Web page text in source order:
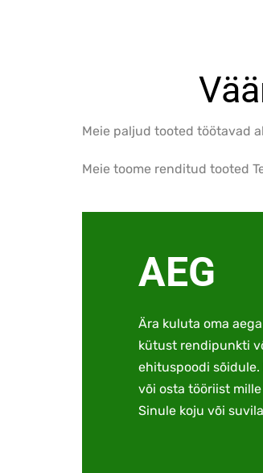
Meie paljud tooted töötavad
Meie toome renditud tooted
AEG
Ära kuluta oma
kütust rendipunkti
ehituspoodi sõidule.
või osta tööriist
Sinule koju või